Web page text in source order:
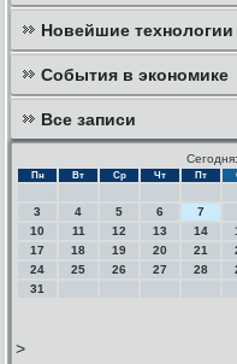
Новейшие технологии
События в экономике
Все записи
Пн Вт Ср Чт Пт
3
4 5 6 7
10
11 12 13 14
17
18 19 20 21
24
25 26 27 28
31
>